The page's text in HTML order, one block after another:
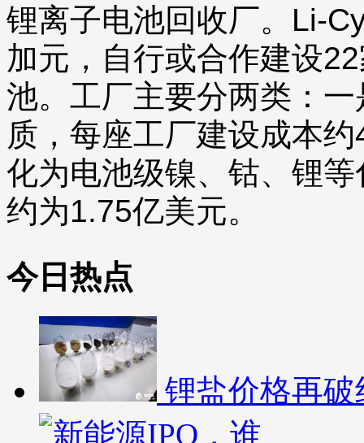
锂离子电池回收厂。Li-
加元，自行或合作建设
池。工厂主要分两类：
质，每座工厂建设成本
化为电池级镍、钴、锂
约为1.75亿美元。
今日热点
锂盐价格再